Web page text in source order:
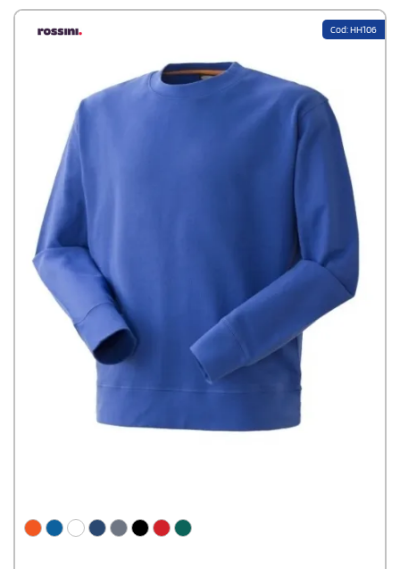
Cod: HH106